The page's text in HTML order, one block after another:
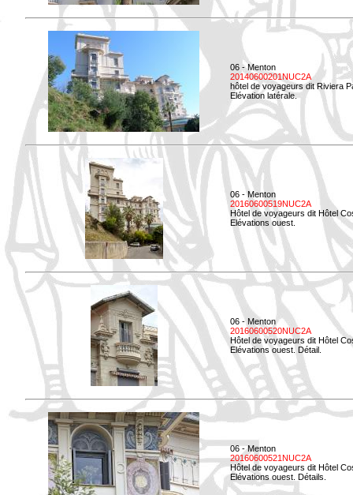
06 - Menton
20140600201NUC2A
hôtel de voyageurs dit Riviera
Elévation latérale.
06 - Menton
20160600519NUC2A
Hôtel de voyageurs dit Hôtel
Elévations ouest.
06 - Menton
20160600520NUC2A
Hôtel de voyageurs dit Hôtel
Elévations ouest. Détail.
06 - Menton
20160600521NUC2A
Hôtel de voyageurs dit Hôtel
Elévations ouest. Détails.